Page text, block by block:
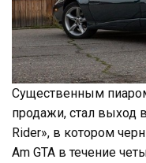
Существенным
продажи, стал выход
Rider», в котором
Am GTA в течение